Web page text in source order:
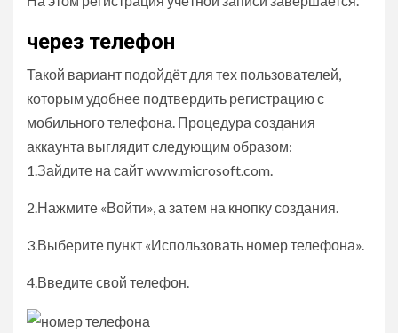
через телефон
Такой вариант подойдёт для тех пользователей,
которым удобнее подтвердить регистрацию с
мобильного телефона. Процедура создания
аккаунта выглядит следующим образом:
1.Зайдите на сайт www.microsoft.com.
2.Нажмите «Войти», а затем на кнопку создания.
3.Выберите пункт «Использовать номер телефона».
4.Введите свой телефон.